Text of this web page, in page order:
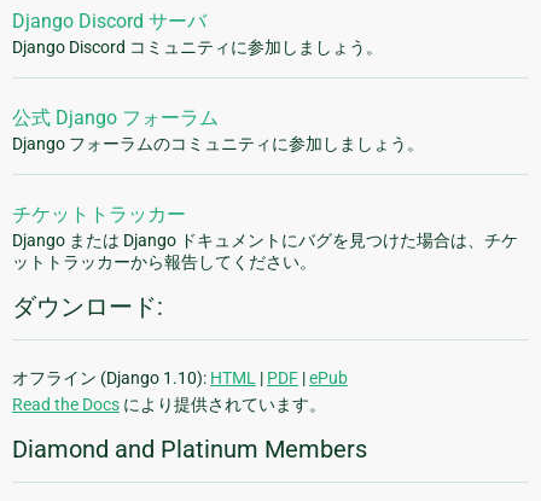
Django Discord サーバ
Django Discord コミュニティに参加しましょう。
公式 Django フォーラム
Django フォーラムのコミュニティに参加しましょう。
チケットトラッカー
Django または Django ドキュメントにバグを見つけた場合は、チケ
ットトラッカーから報告してください。
ダウンロード:
オフライン (Django 1.10): HTML | PDF |ePub
Read the Docs により提供されています。
Diamond and Platinum Members